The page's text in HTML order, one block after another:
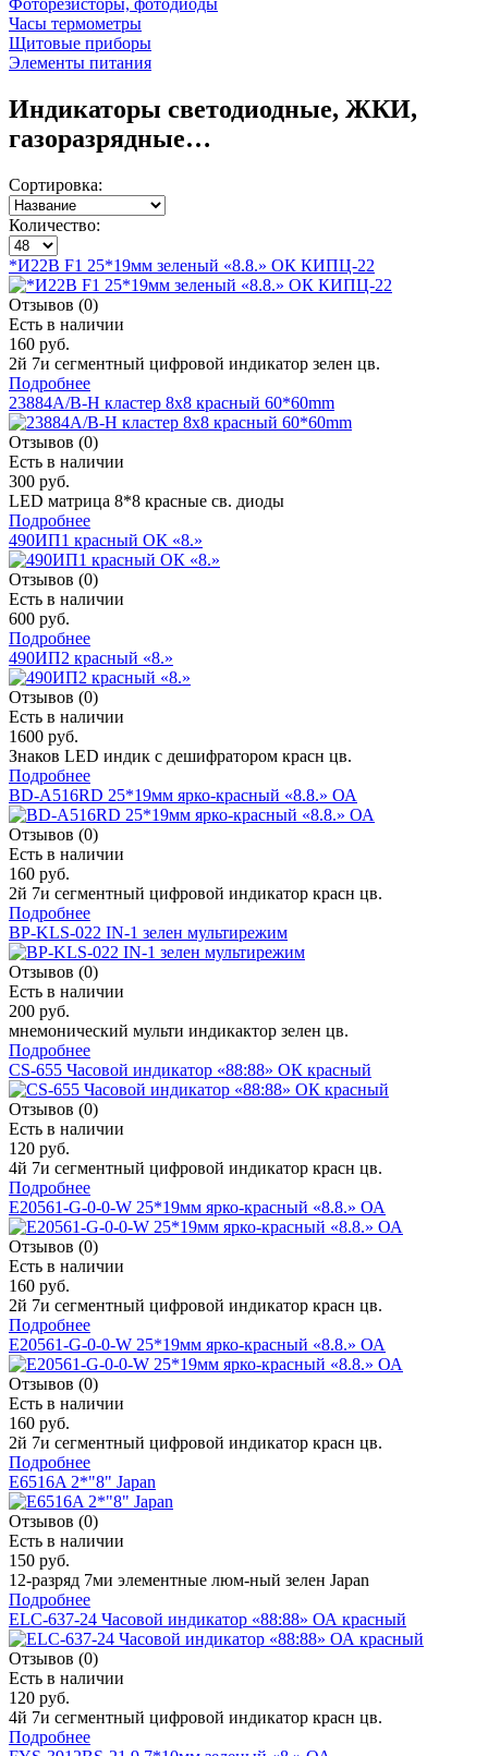
Часы термометры
Щитовые приборы
Элементы питания
Индикаторы светодиодные, ЖКИ,
газоразрядные…
Сортировка:
Количество:
*И22В F1 25*19мм зеленый «8.8.» ОК КИПЦ-22
Отзывов (0)
Есть в наличии
160 руб.
2й 7и сегментный цифровой индикатор зелен цв.
Подробнее
23884A/B-H кластер 8х8 красный 60*60mm
Отзывов (0)
Есть в наличии
300 руб.
LED матрица 8*8 красные св. диоды
Подробнее
490ИП1 красный ОК «8.»
Отзывов (0)
Есть в наличии
600 руб.
Подробнее
490ИП2 красный «8.»
Отзывов (0)
Есть в наличии
1600 руб.
Знаков LED индик c дешифратором красн цв.
Подробнее
BD-A516RD 25*19мм ярко-красный «8.8.» ОА
Отзывов (0)
Есть в наличии
160 руб.
2й 7и сегментный цифровой индикатор красн цв.
Подробнее
BP-KLS-022 IN-1 зелен мультирежим
Отзывов (0)
Есть в наличии
200 руб.
мнемонический мульти индикактор зелен цв.
Подробнее
CS-655 Часовой индикатор «88:88» ОК красный
Отзывов (0)
Есть в наличии
120 руб.
4й 7и сегментный цифровой индикатор красн цв.
Подробнее
E20561-G-0-0-W 25*19мм ярко-красный «8.8.» ОА
Отзывов (0)
Есть в наличии
160 руб.
2й 7и сегментный цифровой индикатор красн цв.
Подробнее
E20561-G-0-0-W 25*19мм ярко-красный «8.8.» ОА
Отзывов (0)
Есть в наличии
160 руб.
2й 7и сегментный цифровой индикатор красн цв.
Подробнее
E6516A 2*"8" Japan
Отзывов (0)
Есть в наличии
150 руб.
12-разряд 7ми элементные люм-ный зелен Japan
Подробнее
ELC-637-24 Часовой индикатор «88:88» ОА красный
Отзывов (0)
Есть в наличии
120 руб.
4й 7и сегментный цифровой индикатор красн цв.
Подробнее